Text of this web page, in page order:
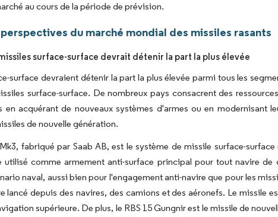
au cours de la période de prévision.
du marché mondial des missiles rasants
surface-surface devrait détenir la part la plus élevée
surface devraient détenir la part la plus élevée parmi tous les
surface-surface. De nombreux pays consacrent des
en acquérant de nouveaux systèmes d'armes ou en modernisant
de nouvelle génération.
fabriqué par Saab AB, est le système de missile surface-
utilisé comme armement anti-surface principal pour tout navire de
naval, aussi bien pour l'engagement anti-navire que pour les
lancé depuis des navires, des camions et des aéronefs. Le missile
supérieure. De plus, le RBS 15 Gungnir est le missile de